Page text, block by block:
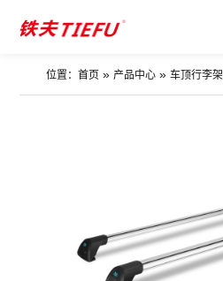
位置：首页 » 产品中心 »车顶行李架